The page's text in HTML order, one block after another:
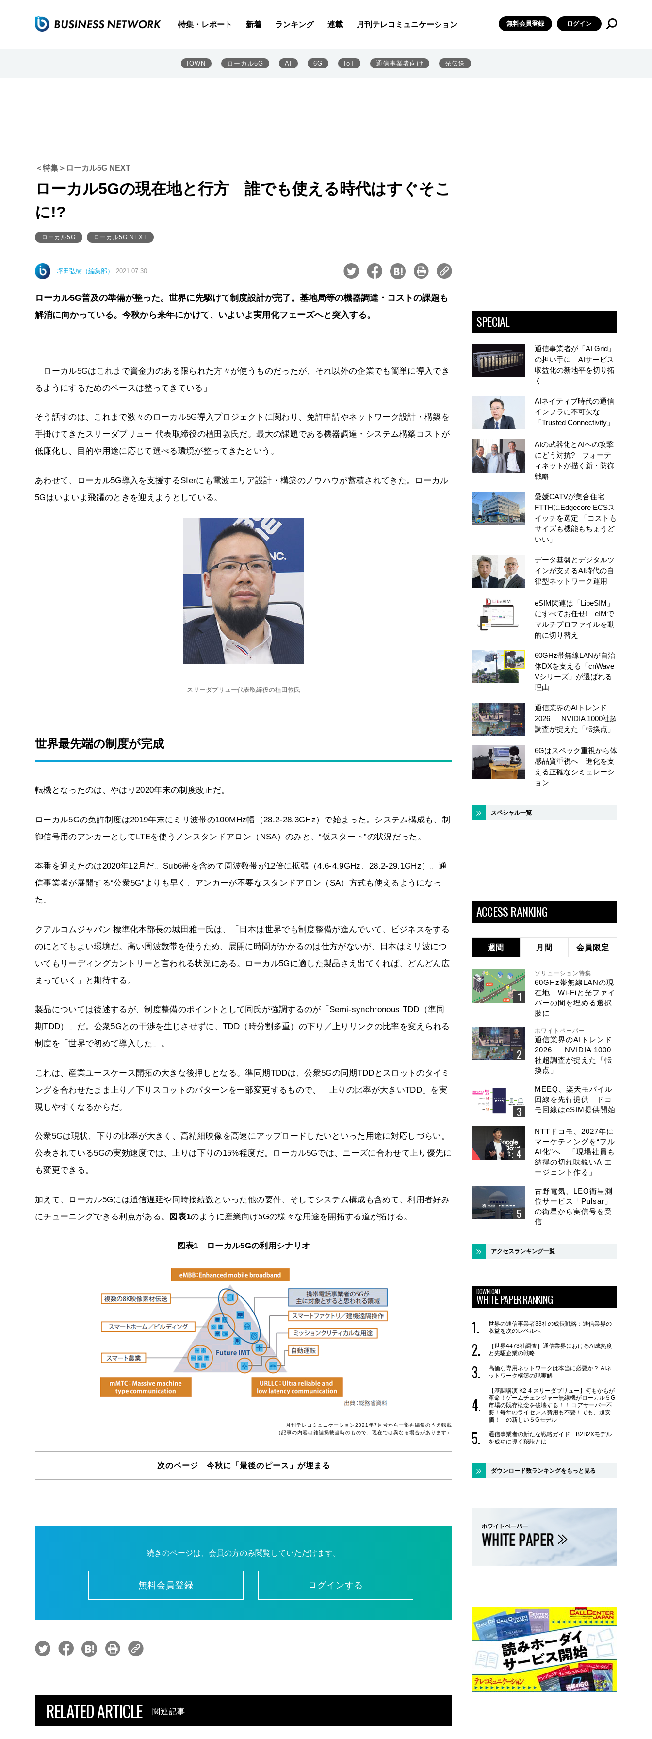
特集・レポート 新着 ランキング 連載 月刊テレコミュニケーション 無料会員登録 ログイン
IOWN ローカル5G AI 6G IoT 通信事業者向け 光伝送
＜特集＞ローカル5G NEXT
ローカル5Gの現在地と行方 誰でも使える時代はすぐそこ
に!?
ローカル5G ローカル5G NEXT
坪田弘樹（編集部） 2021.07.30
ローカル5G普及の準備が整った。世界に先駆けて制度設計が完了。基地局等の機器調達・コストの課題も
解消に向かっている。今秋から来年にかけて、いよいよ実用化フェーズへと突入する。
「ローカル5Gはこれまで資金力のある限られた方々が使うものだったが、それ以外の企業でも簡単に導入でき
るようにするためのベースは整ってきている」
そう話すのは、これまで数々のローカル5G導入プロジェクトに関わり、免許申請やネットワーク設計・構築を
手掛けてきたスリーダブリュー 代表取締役の植田敦氏だ。最大の課題である機器調達・システム構築コストが
低廉化し、目的や用途に応じて選べる環境が整ってきたという。
あわせて、ローカル5G導入を支援するSIerにも電波エリア設計・構築のノウハウが蓄積されてきた。ローカル
5Gはいよいよ飛躍のときを迎えようとしている。
スリーダブリュー代表取締役の植田敦氏
世界最先端の制度が完成
転機となったのは、やはり2020年末の制度改正だ。
ローカル5Gの免許制度は2019年末にミリ波帯の100MHz幅（28.2-28.3GHz）で始まった。システム構成も、制
御信号用のアンカーとしてLTEを使うノンスタンドアロン（NSA）のみと、“仮スタート”の状況だった。
本番を迎えたのは2020年12月だ。Sub6帯を含めて周波数帯が12倍に拡張（4.6-4.9GHz、28.2-29.1GHz）。通
信事業者が展開する“公衆5G”よりも早く、アンカーが不要なスタンドアロン（SA）方式も使えるようになっ
た。
クアルコムジャパン 標準化本部長の城田雅一氏は、「日本は世界でも制度整備が進んでいて、ビジネスをする
のにとてもよい環境だ。高い周波数帯を使うため、展開に時間がかかるのは仕方がないが、日本はミリ波につ
いてもリーディングカントリーと言われる状況にある。ローカル5Gに適した製品さえ出てくれば、どんどん広
まっていく」と期待する。
製品については後述するが、制度整備のポイントとして同氏が強調するのが「Semi-synchronous TDD（準同
期TDD）」だ。公衆5Gとの干渉を生じさせずに、TDD（時分割多重）の下り／上りリンクの比率を変えられる
制度を「世界で初めて導入した」。
これは、産業ユースケース開拓の大きな後押しとなる。準同期TDDは、公衆5Gの同期TDDとスロットのタイミ
ングを合わせたまま上り／下りスロットのパターンを一部変更するもので、「上りの比率が大きいTDD」を実
現しやすくなるからだ。
公衆5Gは現状、下りの比率が大きく、高精細映像を高速にアップロードしたいといった用途に対応しづらい。
公表されている5Gの実効速度では、上りは下りの15%程度だ。ローカル5Gでは、ニーズに合わせて上り優先に
も変更できる。
加えて、ローカル5Gには通信遅延や同時接続数といった他の要件、そしてシステム構成も含めて、利用者好み
にチューニングできる利点がある。
図表1のように産業向け5Gの様々な用途を開拓する道が拓ける。
図表1 ローカル5Gの利用シナリオ
月刊テレコミュニケーション2021年7月号から一部再編集のうえ転載
（記事の内容は雑誌掲載当時のもので、現在では異なる場合があります）
次のページ 今秋に「最後のピース」が埋まる
続きのページは、会員の方のみ閲覧していただけます。
無料会員登録 ログインする
RELATED ARTICLE 関連記事
SPECIAL
通信事業者が「AI Grid」
の担い手に AIサービス
収益化の新地平を切り拓
く
AIネイティブ時代の通信
インフラに不可欠な
「Trusted Connectivity」
AIの武器化とAIへの攻撃
にどう対抗? フォーテ
ィネットが描く新・防御
戦略
愛媛CATVが集合住宅
FTTHにEdgecore ECSス
イッチを選定 「コストも
サイズも機能もちょうど
いい」
データ基盤とデジタルツ
インが支えるAI時代の自
律型ネットワーク運用
eSIM関連は「LibeSIM」
にすべてお任せ! eIMで
マルチプロファイルを動
的に切り替え
60GHz帯無線LANが自治
体DXを支える「cnWave
Vシリーズ」が選ばれる
理由
通信業界のAIトレンド
2026 ― NVIDIA 1000社超
調査が捉えた「転換点」
6Gはスペック重視から体
感品質重視へ 進化を支
える正確なシミュレーシ
ョン
スペシャル一覧
ACCESS RANKING
週間 月間 会員限定
ソリューション特集
60GHz帯無線LANの現
在地 Wi-Fiと光ファイ
バーの間を埋める選択
肢に
ホワイトペーパー
通信業界のAIトレンド
2026 ― NVIDIA 1000
社超調査が捉えた「転
換点」
MEEQ、楽天モバイル
回線を先行提供 ドコ
モ回線はeSIM提供開始
NTTドコモ、2027年に
マーケティングを“フル
AI化”へ 「現場社員も
納得の切れ味鋭いAIエ
ージェント作る」
古野電気、LEO衛星測
位サービス「Pulsar」
の衛星から実信号を受
信
アクセスランキング一覧
DOWNLOAD
WHITE PAPER RANKING
世界の通信事業者33社の成長戦略：通信業界の
収益を次のレベルへ
［世界4473社調査］通信業界におけるAI成熟度
と先駆企業の戦略
高価な専用ネットワークは本当に必要か？ AIネ
ットワーク構築の現実解
【基調講演 K2-4 スリーダブリュー】何もかもが
革命！ゲームチェンジャー無線機がローカル５G
市場の既存概念を破壊する！！ コアサーバー不
要！毎年のライセンス費用も不要！でも、超安
価！ の新しい５Gモデル
通信事業者の新たな戦略ガイド B2B2Xモデル
を成功に導く秘訣とは
ダウンロード数ランキングをもっと見る